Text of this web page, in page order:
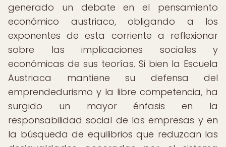
generado un debate en el pensamiento
económico austriaco, obligando a los
exponentes de esta corriente a reflexionar
sobre las implicaciones sociales y
económicas de sus teorías. Si bien la Escuela
Austriaca mantiene su defensa del
emprendedurismo y la libre competencia, ha
surgido un mayor énfasis en la
responsabilidad social de las empresas y en
la búsqueda de equilibrios que reduzcan las